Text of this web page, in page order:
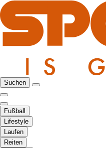
Suchen
Fußball
Lifestyle
Laufen
Reiten